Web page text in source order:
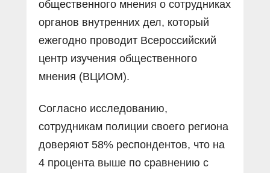
общественного мнения о сотрудниках
органов внутренних дел, который
ежегодно проводит Всероссийский
центр изучения общественного
мнения (ВЦИОМ).
Согласно исследованию,
сотрудникам полиции своего региона
доверяют 58% респондентов, что на
4 процента выше по сравнению с